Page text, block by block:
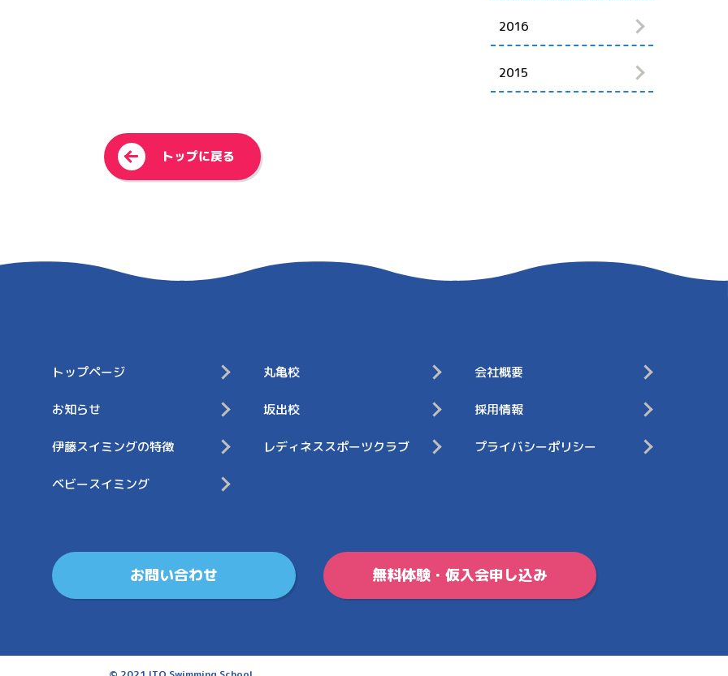
2016
2015
< トップに戻る
トップページ 丸⻲校 会社概要
お知らせ 坂出校 採用情報
伊藤スイミングの特徴 レディネススポーツクラブ プライバシーポリシー
ベビースイミング
お問い合わせ 無料体験・仮入会申し込み